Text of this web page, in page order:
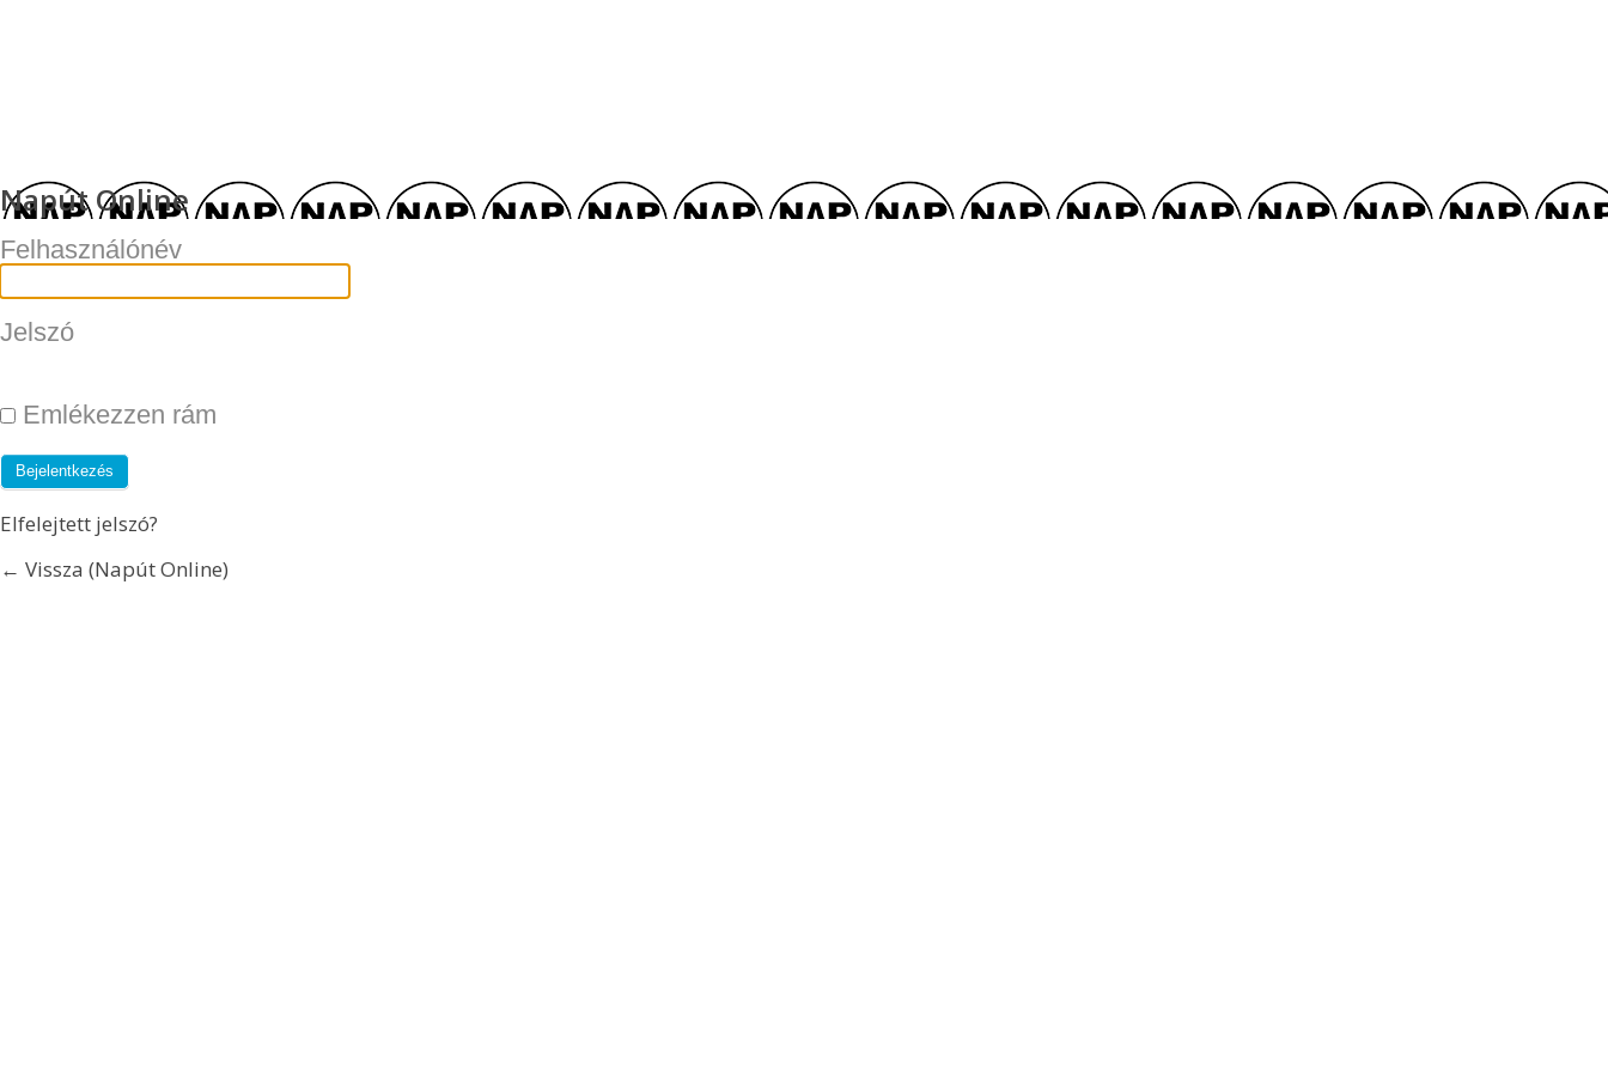
Napút Online
Felhasználónév
Jelszó
Emlékezzen rám
Elfelejtett jelszó?
← Vissza (Napút Online)